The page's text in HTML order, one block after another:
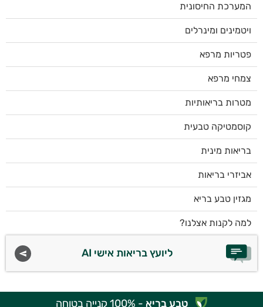
המערכת החיסונית
ויטמינים ומינרלים
פטריות מרפא
צמחי מרפא
מטרות בריאותיות
קוסמטיקה טבעית
בריאות מינית
אביזרי בריאות
מגזין טבע בריא
למה לקנות אצלנו?
ליועץ בריאות אישי AI
טבע בריא - 100% קנייה בטוחה